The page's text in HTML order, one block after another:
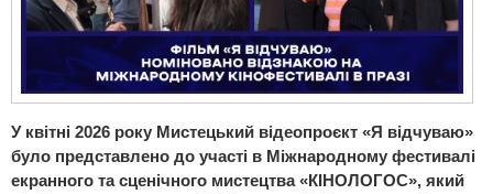
У квітні 2026 року Мистецький відеопроєкт «Я відчуваю»
було представлено до участі в Міжнародному фестивалі
екранного та сценічного мистецтва «КІНОЛОГОС», який